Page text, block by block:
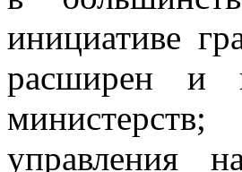
инициативе
расширен и
управления